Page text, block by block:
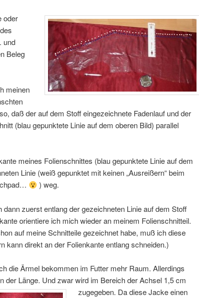
oder
und
Beleg
meinen
daß der auf dem Stoff eingezeichnete Fadenlauf und der
(blau gepunktete Linie auf dem oberen Bild) parallel
meines Folienschnittes (blau gepunktete Linie auf dem
Linie (weiß gepunktet mit keinen „Ausreißern“ beim
) weg.
zuerst entlang der gezeichneten Linie auf dem Stoff
orientiere ich mich wieder an meinem Folienschnitteil.
auf meine Schnitteile gezeichnet habe, muß ich diese
kann direkt an der Folienkante entlang schneiden.)
die Ärmel bekommen im Futter mehr Raum. Allerdings
der Länge. Und zwar wird im Bereich der Achsel 1,5 cm
zugegeben. Da diese Jacke einen